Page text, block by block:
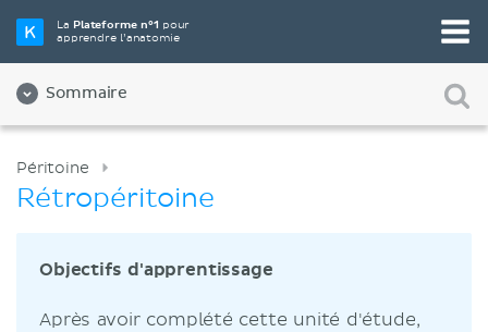
La Plateforme n°1 pour
apprendre l’anatomie
Sommaire
Péritoine
Rétropéritoine
Objectifs d'apprentissage
Après avoir complété cette unité d'étude,